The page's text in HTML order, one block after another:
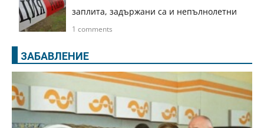
заплита, задържани са и непълнолетни
1 comments
ЗАБАВЛЕНИЕ